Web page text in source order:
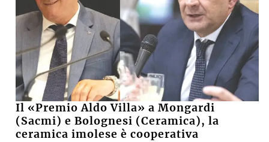
Il «Premio Aldo Villa» a Mongardi
(Sacmi) e Bolognesi (Ceramica), la
ceramica imolese è cooperativa